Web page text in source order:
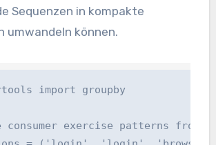
Sequenzen in kompakte
umwandeln können.
import groupby
consumer exercise patterns from